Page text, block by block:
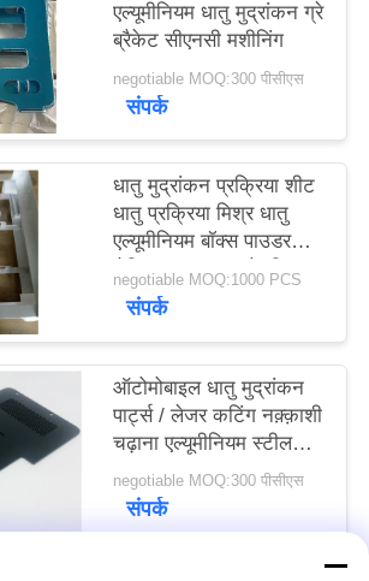
एल्यूमीनियम धातु मुद्रांकन ग्रे
ब्रैकेट सीएनसी मशीनिंग
negotiable MOQ:300 पीसीएस
संपर्क
धातु मुद्रांकन प्रक्रिया शीट
धातु प्रक्रिया मिश्र धातु
एल्यूमीनियम बॉक्स पाउडर
लेपित मत्स्य पालन के लिए
negotiable MOQ:1000 PCS
संपर्क
ऑटोमोबाइल धातु मुद्रांकन
पार्ट्स / लेजर कटिंग नक़्क़ाशी
चढ़ाना एल्यूमीनियम स्टील
शीट धातु संलग्नक
negotiable MOQ:300 पीसीएस
संपर्क